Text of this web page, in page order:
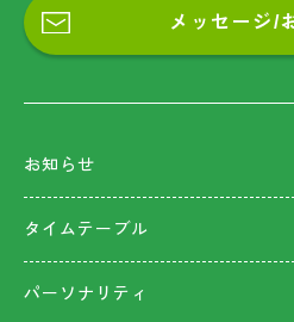
メッセージ/
お知らせ
タイムテーブル
パーソナリティ